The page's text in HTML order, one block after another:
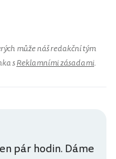
může náš redakční tým
sReklamními zásadami.
pár hodin. Dáme